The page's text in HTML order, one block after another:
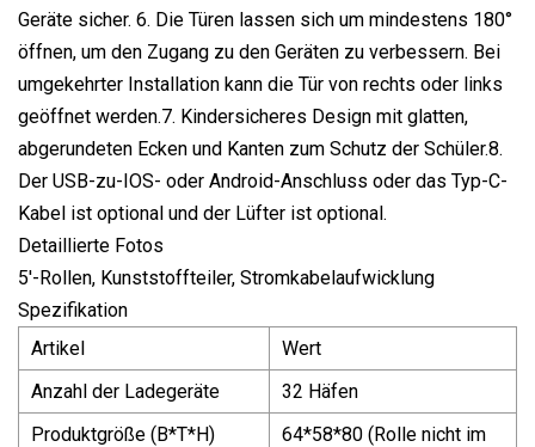
Geräte sicher. 6. Die Türen lassen sich um mindestens 180°
öffnen, um den Zugang zu den Geräten zu verbessern. Bei
umgekehrter Installation kann die Tür von rechts oder links
geöffnet werden.7. Kindersicheres Design mit glatten,
abgerundeten Ecken und Kanten zum Schutz der Schüler.8.
Der USB-zu-IOS- oder Android-Anschluss oder das Typ-C-
Kabel ist optional und der Lüfter ist optional.
Detaillierte Fotos
5'-Rollen, Kunststoffteiler, Stromkabelaufwicklung
Spezifikation
Artikel
Wert
Anzahl der Ladegeräte
32 Häfen
Produktgröße (B*T*H)
64*58*80 (Rolle nicht im